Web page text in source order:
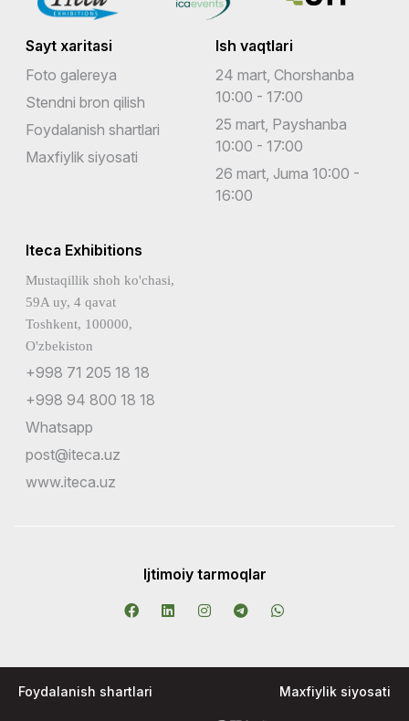
Sayt xaritasi
Foto galereya
Stendni bron qilish
Foydalanish shartlari
Maxfiylik siyosati
Ish vaqtlari
24 mart, Chorshanba
10:00 - 17:00
25 mart, Payshanba
10:00 - 17:00
26 mart, Juma 10:00 -
16:00
Iteca Exhibitions
Mustaqillik shoh ko'chasi,
59A uy, 4 qavat
Toshkent, 100000,
O'zbekiston
+998 71 205 18 18
+998 94 800 18 18
Whatsapp
post@iteca.uz
www.iteca.uz
Ijtimoiy tarmoqlar
Foydalanish shartlari Maxfiylik siyosati